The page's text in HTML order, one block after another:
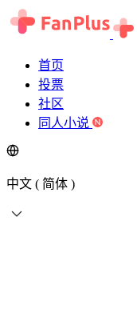
首页
投票
社区
同人小说
中文 ( 简体 )